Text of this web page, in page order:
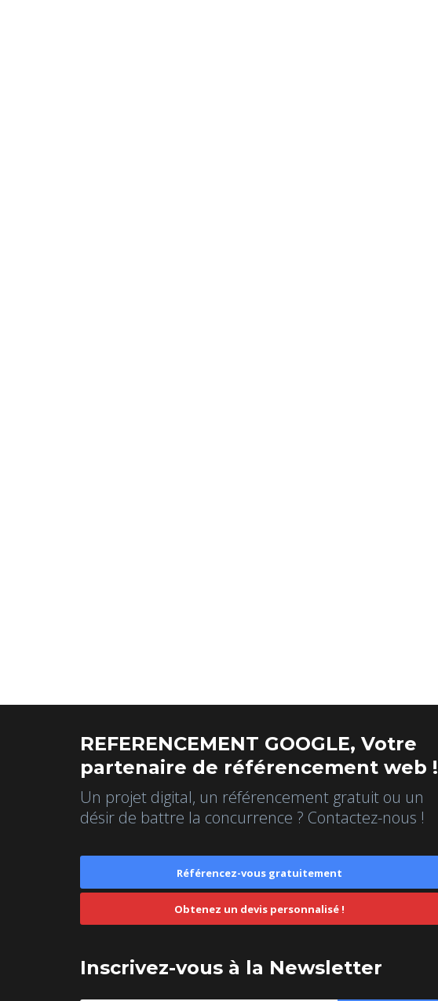
REFERENCEMENT GOOGLE, Votre
partenaire de référencement web !
Un projet digital, un référencement gratuit ou un
désir de battre la concurrence ? Contactez-nous !
Référencez-vous gratuitement
Obtenez un devis personnalisé !
Inscrivez-vous à la Newsletter